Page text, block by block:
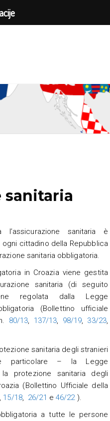
sanitaria
sanitaria è
cittadino della Repubblica
sanitaria obbligatoria.
in Croazia viene gestita
sanitaria (di seguito
regolata dalla Legge
(Bollettino ufficiale
80/13, 137/13, 98/19, 33/23,
sanitaria degli stranieri
particolare – la Legge
la protezione sanitaria degli
(Bollettino Ufficiale della
, 15/18, 26/21 e 46/22).
a tutte le persone